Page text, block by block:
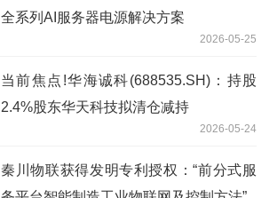
全系列AI服务器电源解决方案
2026-05-25
当前焦点!华海诚科(688535.SH)：持股
2.4%股东华天科技拟清仓减持
2026-05-24
秦川物联获得发明专利授权：“前分式服